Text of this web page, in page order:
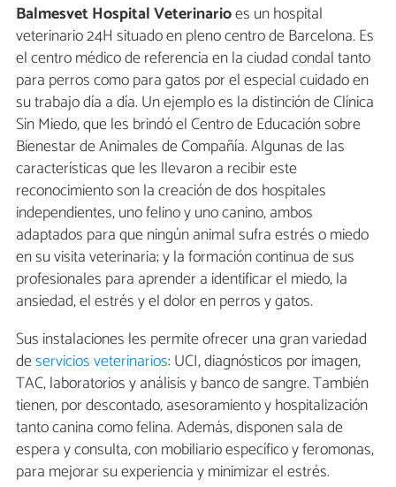
Balmesvet Hospital Veterinarioes un hospital
veterinario 24H situado en pleno centro de Barcelona. Es
el centro médico de referencia en la ciudad condal tanto
para perros como para gatos por el especial cuidado en
su trabajo día a día. Un ejemplo es la distinción de Clínica
Sin Miedo, que les brindó el Centro de Educación sobre
Bienestar de Animales de Compañía. Algunas de las
características que les llevaron a recibir este
reconocimiento son la creación de dos hospitales
independientes, uno felino y uno canino, ambos
adaptados para que ningún animal sufra estrés o miedo
en su visita veterinaria; y la formación continua de sus
profesionales para aprender a identificar el miedo, la
ansiedad, el estrés y el dolor en perros y gatos.
Sus instalaciones les permite ofrecer una gran variedad
deservicios veterinarios: UCI, diagnósticos por imagen,
TAC, laboratorios y análisis y banco de sangre. También
tienen, por descontado, asesoramiento y hospitalización
tanto canina como felina. Además, disponen sala de
espera y consulta, con mobiliario específico y feromonas,
para mejorar su experiencia y minimizar el estrés.